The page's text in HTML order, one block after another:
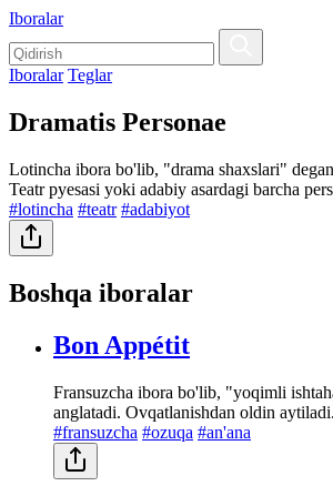
Iboralar
Iboralar Teglar
Dramatis Personae
Lotincha ibora bo'lib, "drama shaxslari"
Teatr pyesasi yoki adabiy asardagi barcha
#lotincha #teatr #adabiyot
Boshqa iboralar
Bon Appétit
Fransuzcha ibora bo'lib, "yoqimli
anglatadi. Ovqatlanishdan oldin aytiladi.
#fransuzcha #ozuqa #an'ana